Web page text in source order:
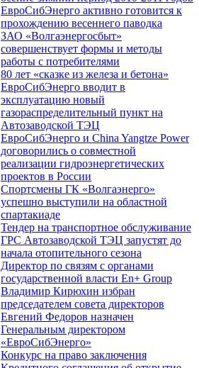
ЕвроСибЭнерго активно готовится к
прохождению весеннего паводка
ЗАО «Волгаэнергосбыт»
совершенствует формы и методы
работы с потребителями
80 лет «сказке из железа и бетона»
ЕвроСибЭнерго вводит в
эксплуатацию новый
газораспределительный пункт на
Автозаводской ТЭЦ
ЕвроСибЭнерго и China Yangtze Power
договорились о совместной
реализации гидроэнергетических
проектов в России
Спортсмены ГК «Волгаэнерго»
успешно выступили на областной
спартакиаде
Тендер на транспортное обслуживание
ГРС Автозаводской ТЭЦ запустят до
начала отопительного сезона
Директор по связям с органами
государственной власти En+ Group
Владимир Кирюхин избран
председателем совета директоров
Евгений Федоров назначен
Генеральным директором
«ЕвроСибЭнерго»
Конкурс на право заключения